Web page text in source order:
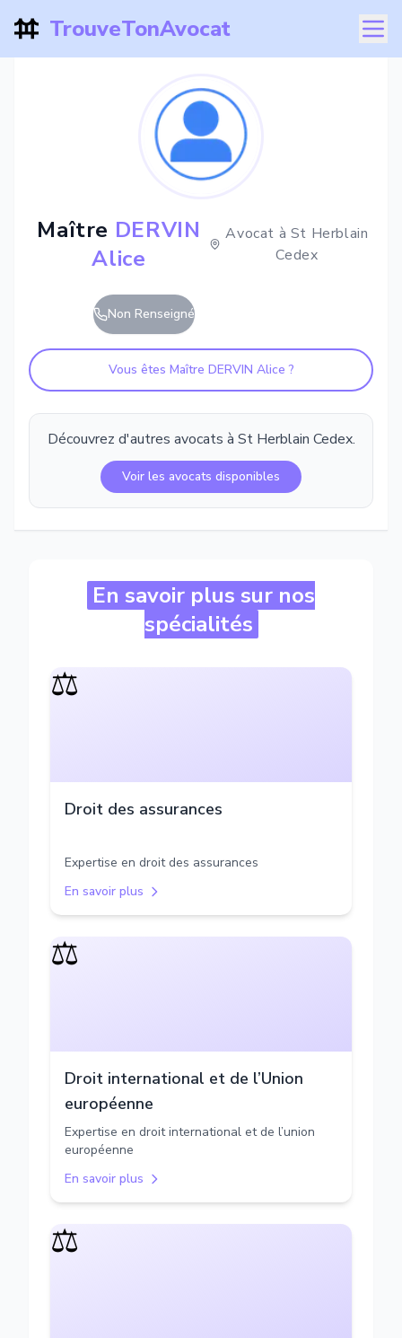
TrouveTonAvocat
Maître DERVIN
Alice
Avocat à St Herblain
Cedex
Non Renseigné
Vous êtes Maître DERVIN Alice ?
Découvrez d'autres avocats à St Herblain Cedex.
Voir les avocats disponibles
En savoir plus sur nos
spécialités
⚖️
Droit des assurances
Expertise en droit des assurances
En savoir plus
⚖️
Droit international et de l’Union
européenne
Expertise en droit international et de l’union
européenne
En savoir plus
⚖️